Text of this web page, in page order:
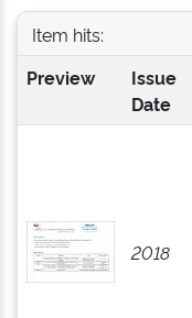
Item hits:
Preview
Issue
Date
2018